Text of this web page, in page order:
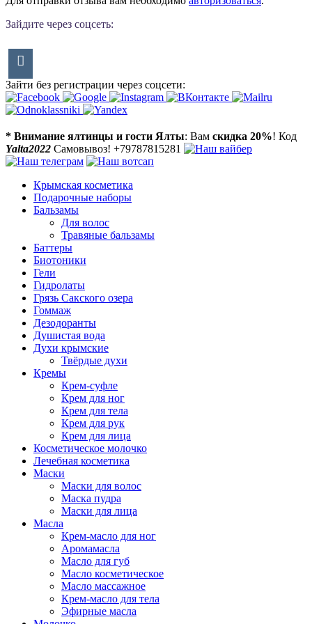
Зайдите через соцсеть:
Зайти без регистрации через соцсети:
* Внимание ялтинцы и гости Ялты: Вам скидка 20%! Код
Yalta2022 Самовывоз! +79787815281
Крымская косметика
Подарочные наборы
Бальзамы
Для волос
Травяные бальзамы
Баттеры
Биотоники
Гели
Гидролаты
Грязь Сакского озера
Гоммаж
Дезодоранты
Душистая вода
Духи крымские
Твёрдые духи
Кремы
Крем-суфле
Крем для ног
Крем для тела
Крем для рук
Крем для лица
Косметическое молочко
Лечебная косметика
Маски
Маски для волос
Маска пудра
Маски для лица
Масла
Крем-масло для ног
Аромамасла
Масло для губ
Масло косметическое
Масло массажное
Крем-масло для тела
Эфирные масла